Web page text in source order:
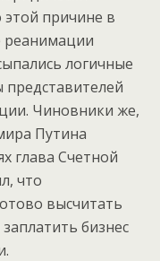
этой причине в
реанимации
логичные
представителей
Чиновники же,
Путина
глава Счетной
что
высчитать
бизнес